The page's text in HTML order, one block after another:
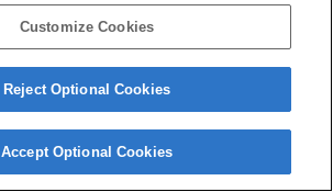
Customize Cookies
Reject Optional Cookies
Accept Optional Cookies